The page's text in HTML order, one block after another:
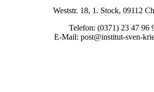
Weststr. 18, 1. Stock, 09112
Telefon: (0371) 23 47 96
E-Mail: post@institut-sven-